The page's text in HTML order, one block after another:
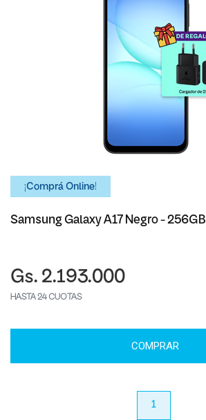
¡Comprá Online!
Samsung Galaxy A17 Negro - 256GB
Gs. 2.193.000
HASTA 24 CUOTAS
COMPRAR
1